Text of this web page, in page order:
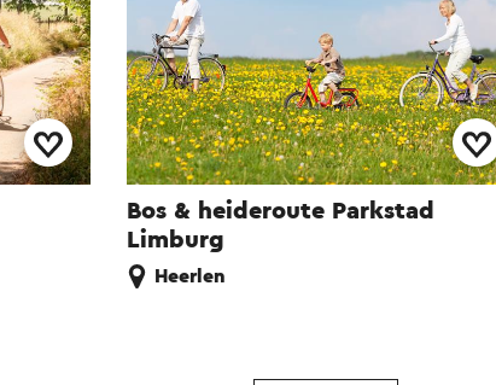
Bos & heideroute Parkstad
Limburg
Heerlen